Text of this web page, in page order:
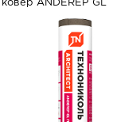
ANDEREP GL